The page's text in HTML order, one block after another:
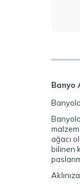
Banyo
ağacı
bilinen